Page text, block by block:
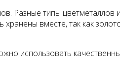
Разные типы цветметаллов
вместе, так как
использовать